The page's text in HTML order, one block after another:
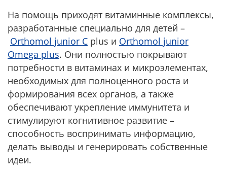
На помощь приходят витаминные комплексы,
разработанные специально для детей –
Orthomol junior C plus и Orthomol junior
Omega plus. Они полностью покрывают
потребности в витаминах и микроэлементах,
необходимых для полноценного роста и
формирования всех органов, а также
обеспечивают укрепление иммунитета и
стимулируют когнитивное развитие –
способность воспринимать информацию,
делать выводы и генерировать собственные
идеи.